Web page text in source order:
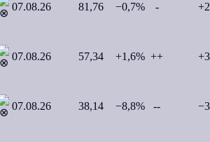
07.08.26 81,76 −0,7% -
07.08.26 57,34 +1,6% ++
07.08.26 38,14 −8,8% --